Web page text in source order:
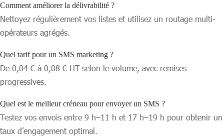
Comment améliorer la délivrabilité ?
Nettoyez régulièrement vos listes et utilisez un routage multi-
opérateurs agrégés.
Quel tarif pour un SMS marketing ?
De 0,04 € à 0,08 € HT selon le volume, avec remises
progressives.
Quel est le meilleur créneau pour envoyer un SMS ?
Testez vos envois entre 9 h–11 h et 17 h–19 h pour obtenir un
taux d’engagement optimal.